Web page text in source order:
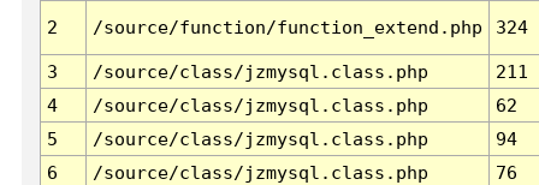
2 /source/function/function_extend.php 324
3 /source/class/jzmysql.class.php
211
4
/source/class/jzmysql.class.php
62
5
/source/class/jzmysql.class.php
94
6
/source/class/jzmysql.class.php 76